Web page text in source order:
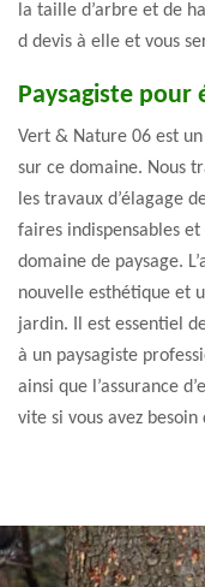
la taille d’arbre et de
d devis à elle et vous
Paysagiste pour
Vert & Nature 06 est
sur ce domaine. Nous
les travaux d’élagage
faires indispensables et
domaine de paysage.
nouvelle esthétique et
jardin. Il est essentiel
à un paysagiste
ainsi que l’assurance
vite si vous avez